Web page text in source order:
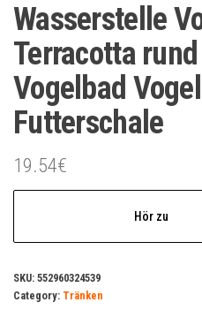
Wasserstelle
Terracotta
Vogelbad
Futterschale
19.54€
Hör zu
SKU: 552960324539
Category: Tränken